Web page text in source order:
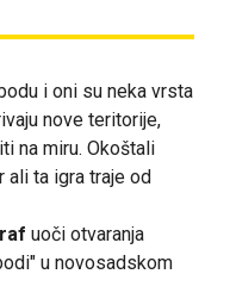
i oni su neka vrsta
nove teritorije,
na miru. Okoštali
ali ta igra traje od
uoči otvaranja
u novosadskom